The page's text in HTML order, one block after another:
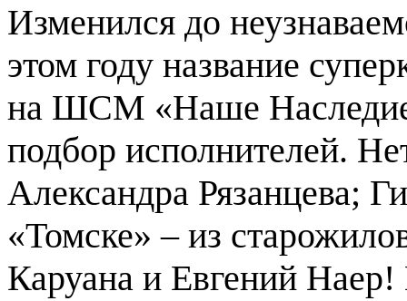
Изменился до
этом году название
на ШСМ «Наше
подбор исполнителей.
Александра Рязанцева;
«Томске» – из
Каруана и Евгений